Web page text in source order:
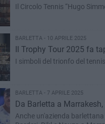
Il Circolo Tennis “Hugo
BARLETTA - 10 APRILE 2025
Il Trophy Tour 2025 fa
I simboli del trionfo del
BARLETTA - 7 APRILE 2025
Da Barletta a
Anche un'azienda